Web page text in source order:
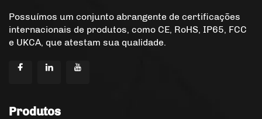
Possuímos um conjunto abrangente de certificações
internacionais de produtos, como CE, RoHS, IP65, FCC
e UKCA, que atestam sua qualidade.
Produtos